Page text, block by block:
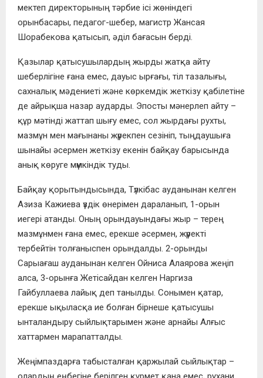
мектеп директорының тәрбие ісі жөніндегі
орынбасары, педагог-шебер, магистр Жансая
Шорабекова қатысып, әділ бағасын берді.
Қазылар қатысушылардың жырды жатқа айту
шеберлігіне ғана емес, дауыс ырғағы, тіл тазалығы,
сахналық мәдениеті және көркемдік жеткізу қабілетіне
де айрықша назар аударды. Эпосты мәнерлеп айту –
құр мәтінді жаттап шығу емес, сол жырдағы рухты,
мазмұн мен мағынаны жүрекпен сезініп, тыңдаушыға
шынайы әсермен жеткізу екенін байқау барысында
анық көруге мүмкіндік туды.
Байқау қорытындысында, Түлкібас ауданынан келген
Азиза Кажиева үздік өнерімен дараланып, 1-орын
иегері атанды. Оның орындауындағы жыр – терең
мазмұнмен ғана емес, ерекше әсермен, жүректі
тербейтін толғаныспен орындалды. 2-орынды
Сарыағаш ауданынан келген Ойниса Алаярова жеңіп
алса, 3-орынға Жетісайдан келген Наргиза
Гайбуллаева лайық деп танылды. Сонымен қатар,
ерекше ықыласқа ие болған бірнеше қатысушы
ынталандыру сыйлықтарымен және арнайы Алғыс
хаттармен марапатталды.
Жеңімпаздарға табысталған қаржылай сыйлықтар –